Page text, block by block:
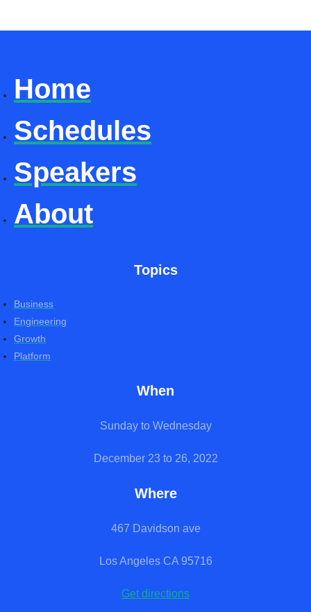
Home
Schedules
Speakers
About
Topics
Business
Engineering
Growth
Platform
When
Sunday to Wednesday
December 23 to 26, 2022
Where
467 Davidson ave
Los Angeles CA 95716
Get directions